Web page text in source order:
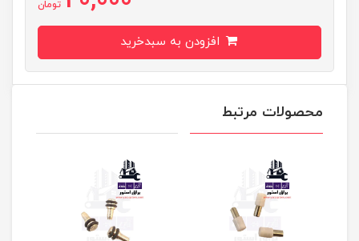
تومان
محصولات مرتبط